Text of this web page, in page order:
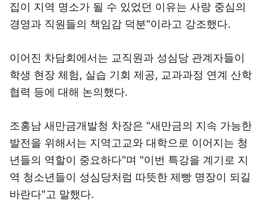
집이 지역 명소가 될 수 있었던 이유는 사랑 중심의
경영과 직원들의 책임감 덕분"이라고 강조했다.
이어진 차담회에서는 교직원과 성심당 관계자들이
학생 현장 체험, 실습 기회 제공, 교과과정 연계 산학
협력 등에 대해 논의했다.
조홍남 새만금개발청 차장은 "새만금의 지속 가능한
발전을 위해서는 지역고교와 대학으로 이어지는 청
년들의 역할이 중요하다"며 "이번 특강을 계기로 지
역 청소년들이 성심당처럼 따뜻한 제빵 명장이 되길
바란다"고 말했다.